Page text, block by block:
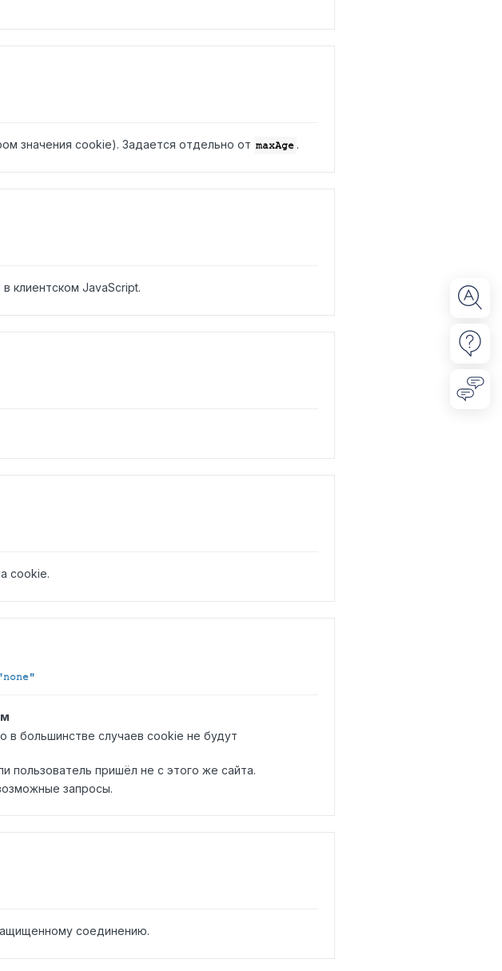
значения cookie). Задается отдельно от maxAge .
в клиентском JavaScript.
cookie.
в большинстве случаев cookie не будут
пользователь пришёл не с этого же сайта.
запросы.
соединению.